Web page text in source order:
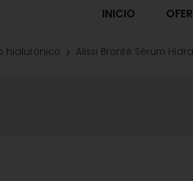
INICIO
hialurónico Alissi Brontë Sérum